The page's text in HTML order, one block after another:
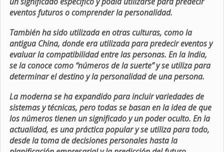
eventos futuros o comprender la personalidad.
También ha sido utilizada en otras culturas, como la
antigua China, donde era utilizada para predecir eventos y
evaluar la compatibilidad entre las personas. En la India,
se la conoce como “números de la suerte” y se utiliza para
determinar el destino y la personalidad de una persona.
La moderna se ha expandido para incluir variedades de
sistemas y técnicas, pero todas se basan en la idea de que
los números tienen un significado y un poder oculto. En la
actualidad, es una práctica popular y se utiliza para todo,
desde la toma de decisiones personales hasta la